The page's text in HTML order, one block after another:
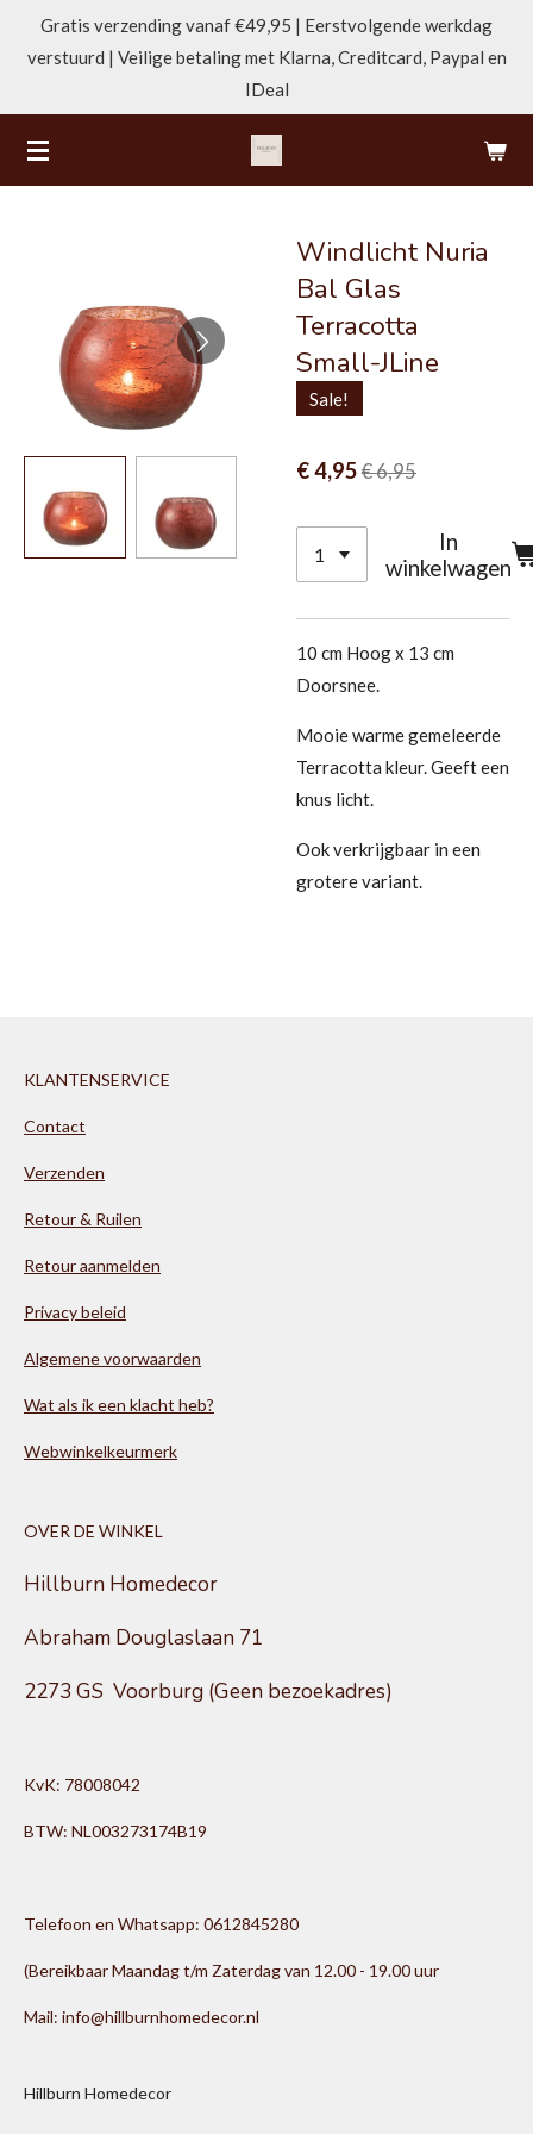
direct
hoofdinhoud
Gratis verzending vanaf €49,95 | Eerstvolgende werkdag
verstuurd | Veilige betaling met Klarna, Creditcard, Paypal en
IDeal
Windlicht Nuria
Bal Glas
Terracotta
Small-JLine
Sale!
€ 4,95 € 6,95
In
winkelwagen
10 cm Hoog x 13 cm
Doorsnee.
Mooie warme gemeleerde
Terracotta kleur. Geeft een
knus licht.
Ook verkrijgbaar in een
grotere variant.
KLANTENSERVICE
Contact
Verzenden
Retour & Ruilen
Retour aanmelden
Privacy beleid
Algemene voorwaarden
Wat als ik een klacht heb?
Webwinkelkeurmerk
OVER DE WINKEL
Hillburn Homedecor
Abraham Douglaslaan 71
2273 GS Voorburg (Geen bezoekadres)
KvK: 78008042
BTW: NL003273174B19
Telefoon en Whatsapp: 0612845280
(Bereikbaar Maandag t/m Zaterdag van 12.00 - 19.00 uur
Mail: info@hillburnhomedecor.nl
Hillburn Homedecor